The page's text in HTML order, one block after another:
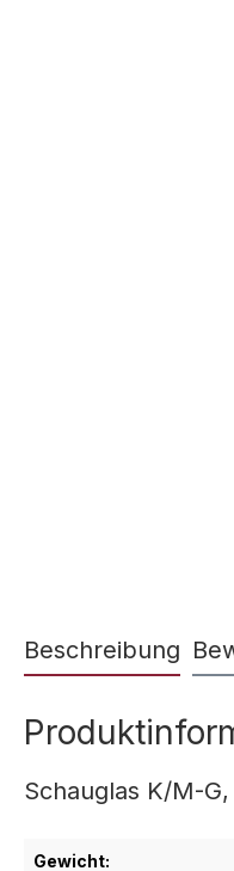
Beschreibung
Schauglas K/M-
Gewicht: